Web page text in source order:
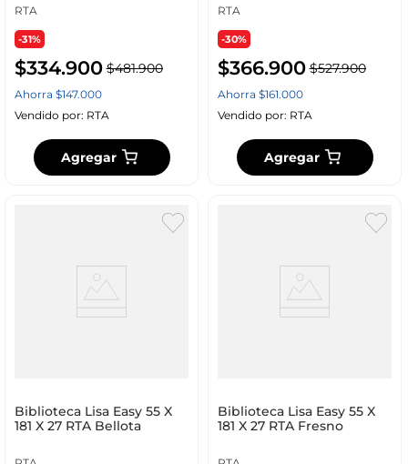
RTA
-31%
$334.900 $481.900
Ahorra $147.000
Vendido por: RTA
Agregar
RTA
-30%
$366.900 $527.900
Ahorra $161.000
Vendido por: RTA
Agregar
Biblioteca Lisa Easy 55 X
181 X 27 RTA Bellota
Biblioteca Lisa Easy 55 X
181 X 27 RTA Fresno